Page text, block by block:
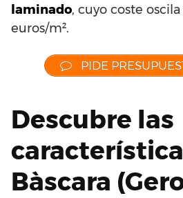
laminado, cuyo coste
euros/m².
PIDE
Descubre las
Bàscara